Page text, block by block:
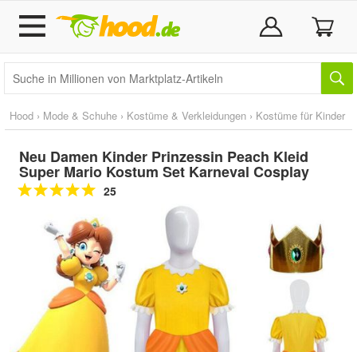
Hood › Mode & Schuhe › Kostüme & Verkleidungen › Kostüme für Kinder
Neu Damen Kinder Prinzessin Peach Kleid
Super Mario Kostum Set Karneval Cosplay
25